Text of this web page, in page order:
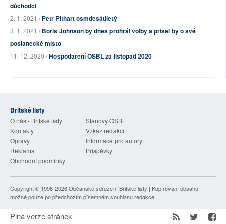
důchodci
2. 1. 2021 /Petr Pithart osmdesátiletý
3. 1. 2021 /Boris Johnson by dnes prohrál volby a přišel by o své
poslanecké místo
11. 12. 2020 /Hospodaření OSBL za listopad 2020
Britské listy
O nás - Britské listy
Stanovy OSBL
Kontakty
Vzkaz redakci
Opravy
Informace pro autory
Reklama
Příspěvky
Obchodní podmínky
Copyright © 1996-2026Občanské sdružení Britské listy | Kopírování obsahu
možné pouze po předchozím písemném souhlasu redakce.
Plná verze stránek